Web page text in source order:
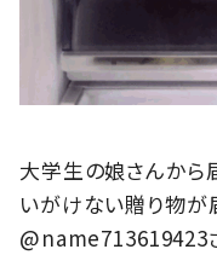
大学生の娘さんから
いがけない贈り物が
@name713619423